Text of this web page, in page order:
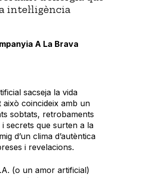
intel·ligència
A La Brava
sacseja la vida
això coincideix amb un
sobtats, retrobaments
secrets que surten a la
d’un clima d’autèntica
i revelacions.
(o un amor artificial)